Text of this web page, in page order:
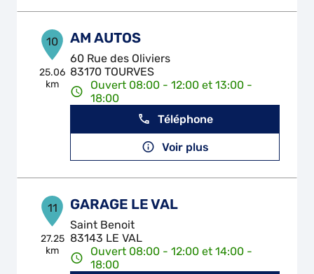
10
25.06
km
AM AUTOS
60 Rue des Oliviers
83170 TOURVES
Ouvert 08:00 - 12:00 et 13:00 -
18:00
Téléphone
Voir plus
11
27.25
km
GARAGE LE VAL
Saint Benoit
83143 LE VAL
Ouvert 08:00 - 12:00 et 14:00 -
18:00